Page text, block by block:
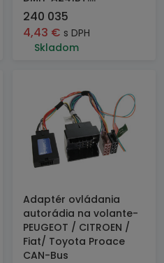
240 035
4,43 € s DPH
Skladom
Adaptér ovládania
autorádia na volante-
PEUGEOT / CITROEN /
Fiat/ Toyota Proace
CAN-Bus